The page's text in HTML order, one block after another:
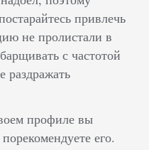
привлечь
не пролистали в
с частотой
раздражать
профиле вы
его.